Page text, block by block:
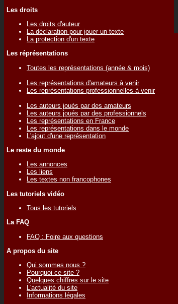
Les droits
Les droits d'auteur
La déclaration pour jouer un texte
La protection d'un texte
Les réprésentations
Toutes les représentations (année & mois)
Les représentations d'amateurs à venir
Les représentations professionnelles à venir
Les auteurs joués par des amateurs
Les auteurs joués par des professionnels
Les représentations en France
Les représentations dans le monde
L'ajout d'une représentation
Le reste du monde
Les annonces
Les liens
Les textes non francophones
Les tutoriels vidéo
Tous les tutoriels
La FAQ
FAQ : Foire aux questions
A propos du site
Qui sommes nous ?
Pourquoi ce site ?
Quelques chiffres sur le site
L'actualité du site
Informations légales